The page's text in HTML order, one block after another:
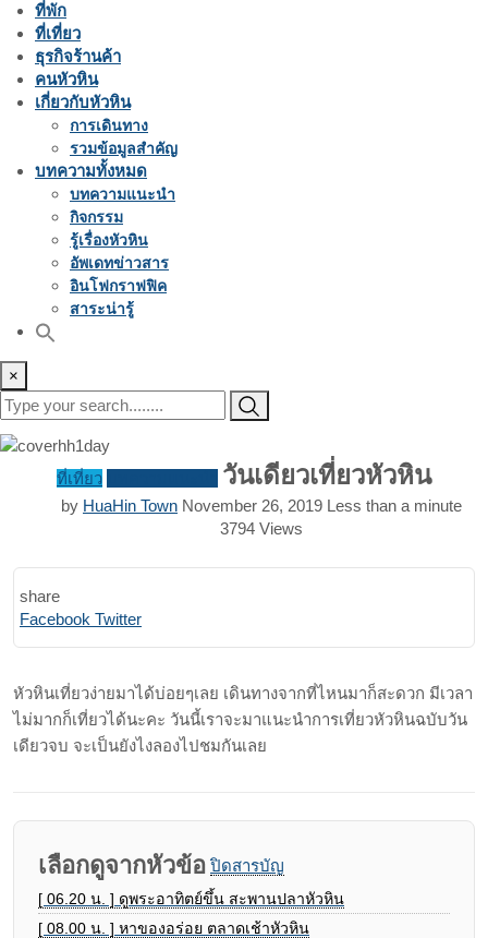
ที่พัก
ที่เที่ยว
ธุรกิจร้านค้า
คนหัวหิน
เกี่ยวกับหัวหิน
การเดินทาง
รวมข้อมูลสำคัญ
บทความทั้งหมด
บทความแนะนำ
กิจกรรม
รู้เรื่องหัวหิน
อัพเดทข่าวสาร
อินโฟกราฟฟิค
สาระน่ารู้
×
ที่เที่ยว วันเดียวเที่ยวหัวหิน
by HuaHin Town November 26, 2019 Less than a minute
3794 Views
share
Facebook TwitterPrint
Share
หัวหินเที่ยวง่ายมาได้บ่อยๆเลย เดินทางจากที่ไหนมาก็สะดวก มีเวลา
ไม่มากก็เที่ยวได้นะคะ วันนี้เราจะมาแนะนำการเที่ยวหัวหินฉบับวัน
เดียวจบ จะเป็นยังไงลองไปชมกันเลย
เลือกดูจากหัวข้อ ปิดสารบัญ
[ 06.20 น. ] ดูพระอาทิตย์ขึ้น สะพานปลาหัวหิน
[ 08.00 น. ] หาของอร่อย ตลาดเช้าหัวหิน